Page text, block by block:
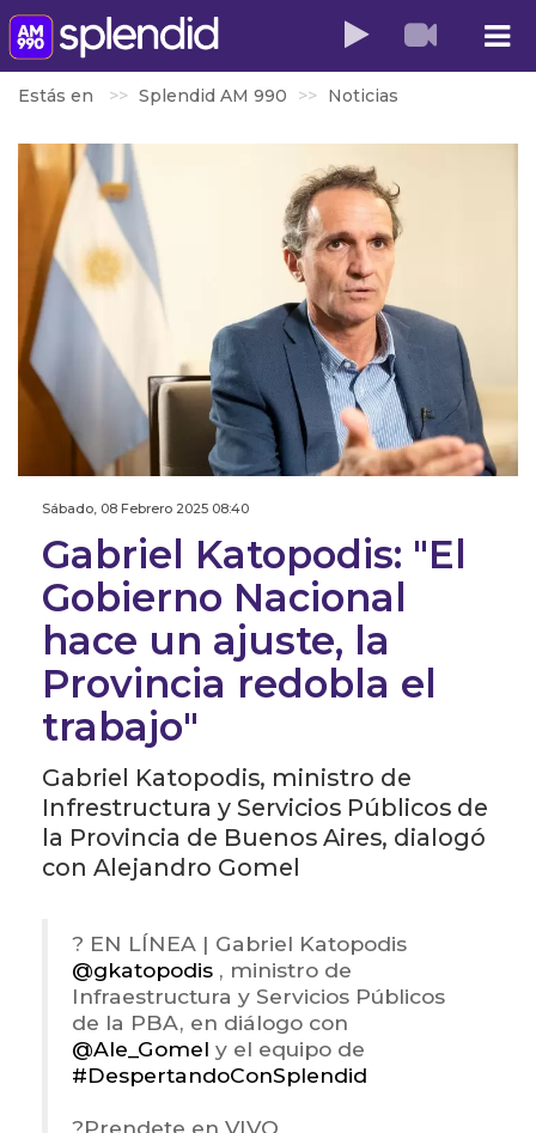
Estás en Splendid AM 990 Noticias
Sábado, 08 Febrero 2025 08:40
Gabriel Katopodis: "El
Gobierno Nacional
hace un ajuste, la
Provincia redobla el
trabajo"
Gabriel Katopodis, ministro de
Infrestructura y Servicios Públicos de
la Provincia de Buenos Aires, dialogó
con Alejandro Gomel
? EN LÍNEA | Gabriel Katopodis
@gkatopodis , ministro de
Infraestructura y Servicios Públicos
de la PBA, en diálogo con
@Ale_Gomel y el equipo de
#DespertandoConSplendid
?Prendete en VIVO